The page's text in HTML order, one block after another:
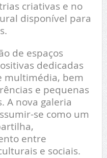
criativas e no
disponível para
de espaços
dedicadas
multimédia, bem
e pequenas
A nova galeria
se como um
entre
e sociais.